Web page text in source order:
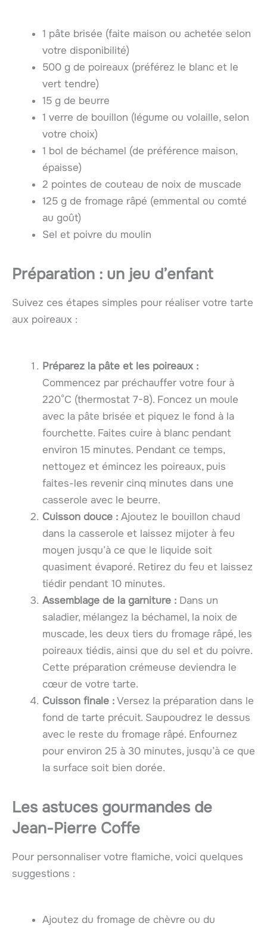
1 pâte brisée (faite maison ou achetée selon
votre disponibilité)
500 g de poireaux (préférez le blanc et le
vert tendre)
15 g de beurre
1 verre de bouillon (légume ou volaille, selon
votre choix)
1 bol de béchamel (de préférence maison,
épaisse)
2 pointes de couteau de noix de muscade
125 g de fromage râpé (emmental ou comté
au goût)
Sel et poivre du moulin
Préparation : un jeu d’enfant
Suivez ces étapes simples pour réaliser votre tarte
aux poireaux :
Préparez la pâte et les poireaux :
Commencez par préchauffer votre four à
220°C (thermostat 7-8). Foncez un moule
avec la pâte brisée et piquez le fond à la
fourchette. Faites cuire à blanc pendant
environ 15 minutes. Pendant ce temps,
nettoyez et émincez les poireaux, puis
faites-les revenir cinq minutes dans une
casserole avec le beurre.
Cuisson douce : Ajoutez le bouillon chaud
dans la casserole et laissez mijoter à feu
moyen jusqu’à ce que le liquide soit
quasiment évaporé. Retirez du feu et laissez
tiédir pendant 10 minutes.
Assemblage de la garniture : Dans un
saladier, mélangez la béchamel, la noix de
muscade, les deux tiers du fromage râpé, les
poireaux tiédis, ainsi que du sel et du poivre.
Cette préparation crémeuse deviendra le
cœur de votre tarte.
Cuisson finale :Versez la préparation dans le
fond de tarte précuit. Saupoudrez le dessus
avec le reste du fromage râpé. Enfournez
pour environ 25 à 30 minutes, jusqu’à ce que
la surface soit bien dorée.
Les astuces gourmandes de
Jean-Pierre Coffe
Pour personnaliser votre flamiche, voici quelques
suggestions :
Ajoutez du fromage de chèvre ou du